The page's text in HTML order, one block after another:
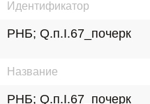
Идентификатор
РНБ; Q.п.I.67_почерк
Название
РНБ; Q.п.I.67_почерк